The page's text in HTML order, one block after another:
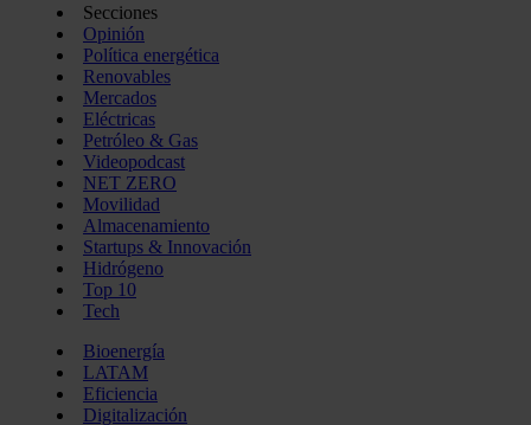
Secciones
Opinión
Política energética
Renovables
Mercados
Eléctricas
Petróleo & Gas
Videopodcast
NET ZERO
Movilidad
Almacenamiento
Startups & Innovación
Hidrógeno
Top 10
Tech
Bioenergía
LATAM
Eficiencia
Digitalización